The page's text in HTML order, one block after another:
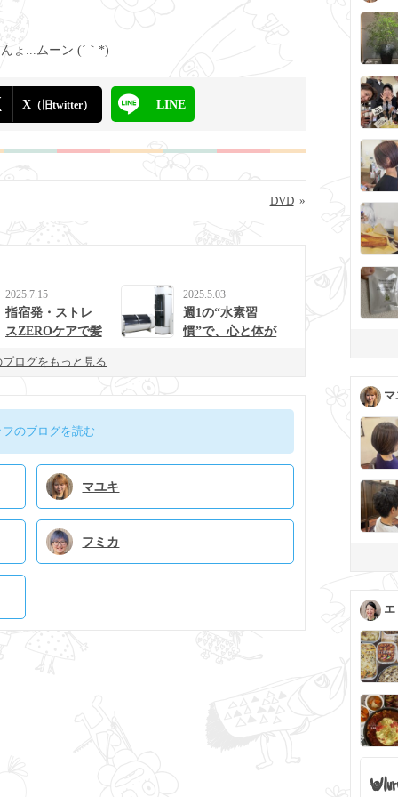
ょ...ムーン (´｀*)
X （旧twitter） LINE
»
DVD
2025.7.15
指宿発・ストレ
スZEROケアで髪
uの新提案
2025.5.03
週1の“水素習
慣”で、心と体が
ログをもっと見る
のブログを読む
マユキ
フミカ